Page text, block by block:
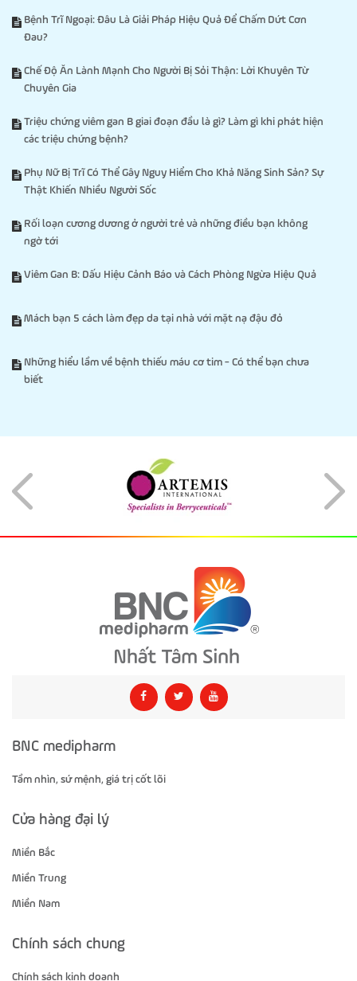
Bệnh Trĩ Ngoại: Đâu Là Giải Pháp Hiệu Quả Để Chấm Dứt Cơn
Đau?
Chế Độ Ăn Lành Mạnh Cho Người Bị Sỏi Thận: Lời Khuyên Từ
Chuyên Gia
Triệu chứng viêm gan B giai đoạn đầu là gì? Làm gì khi phát hiện
các triệu chứng bệnh?
Phụ Nữ Bị Trĩ Có Thể Gây Nguy Hiểm Cho Khả Năng Sinh Sản? Sự
Thật Khiến Nhiều Người Sốc
Rối loạn cương dương ở người trẻ và những điều bạn không
ngờ tới
Viêm Gan B: Dấu Hiệu Cảnh Báo và Cách Phòng Ngừa Hiệu Quả
Mách bạn 5 cách làm đẹp da tại nhà với mặt nạ đậu đỏ
Những hiểu lầm về bệnh thiếu máu cơ tim - Có thể bạn chưa
biết
BNC medipharm
Tầm nhìn, sứ mệnh, giá trị cốt lõi
Cửa hàng đại lý
Miền Bắc
Miền Trung
Miền Nam
Chính sách chung
Chính sách kinh doanh